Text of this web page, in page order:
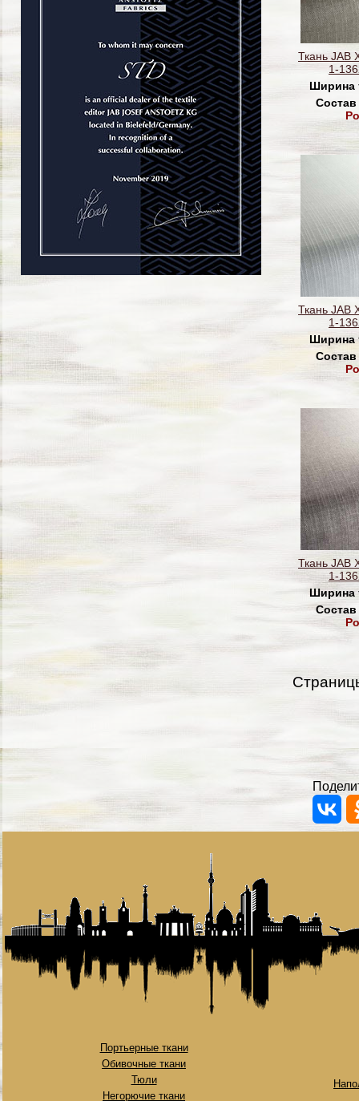
Ткань JAB
1-
Ширина
Ткань JAB
1-
Ширина
Ткань JAB
1-
Ширина
Портьерные ткани
Обивочные ткани
Тюли
Негорючие ткани